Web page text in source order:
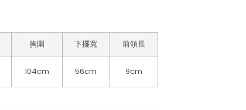
胸圍 下擺寬 前領長
104cm 56cm 9cm